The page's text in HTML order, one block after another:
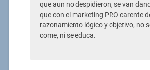
que aun no despidieron, se van
que con el marketing PRO carente
razonamiento lógico y objetivo, no
come, ni se educa.